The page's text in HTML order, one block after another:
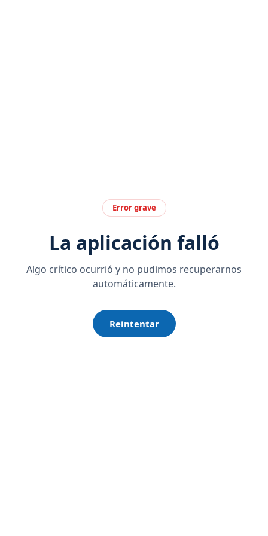
Error grave
La aplicación falló
Algo crítico ocurrió y no pudimos recuperarnos
automáticamente.
Reintentar